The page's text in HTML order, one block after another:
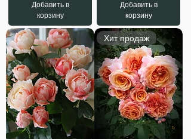
Добавить в
корзину
Добавить в
корзину
Хит продаж